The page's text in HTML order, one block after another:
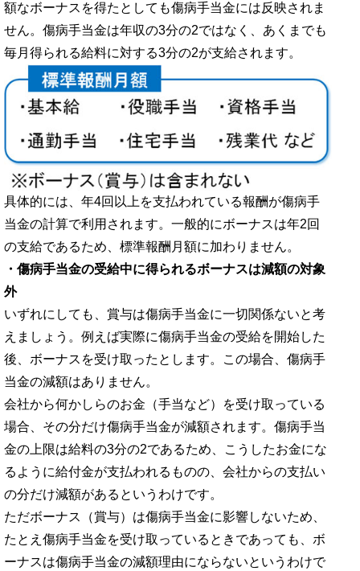
額なボーナスを得たとしても傷病手当金には反映されま
せん。傷病手当金は年収の3分の2ではなく、あくまでも
毎月得られる給料に対する3分の2が支給されます。
具体的には、年4回以上を支払われている報酬が傷病手
当金の計算で利用されます。一般的にボーナスは年2回
の支給であるため、標準報酬月額に加わりません。
・傷病手当金の受給中に得られるボーナスは減額の対象
外
いずれにしても、賞与は傷病手当金に一切関係ないと考
えましょう。例えば実際に傷病手当金の受給を開始した
後、ボーナスを受け取ったとします。この場合、傷病手
当金の減額はありません。
会社から何かしらのお金（手当など）を受け取っている
場合、その分だけ傷病手当金が減額されます。傷病手当
金の上限は給料の3分の2であるため、こうしたお金にな
るように給付金が支払われるものの、会社からの支払い
の分だけ減額があるというわけです。
ただボーナス（賞与）は傷病手当金に影響しないため、
たとえ傷病手当金を受け取っているときであっても、ボ
ーナスは傷病手当金の減額理由にならないというわけで